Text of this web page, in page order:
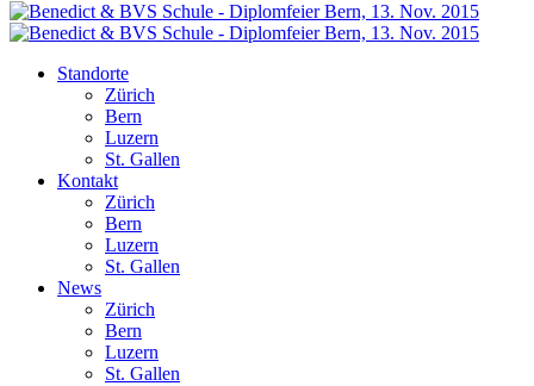
Standorte
Zürich
Bern
Luzern
St. Gallen
Kontakt
Zürich
Bern
Luzern
St. Gallen
News
Zürich
Bern
Luzern
St. Gallen